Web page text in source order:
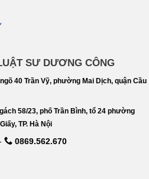
SƯ DƯƠNG CÔNG
40 Trần Vỹ, phường Mai Dịch, quận Cầu
58/23, phố Trần Bình, tổ 24 phường
TP. Hà Nội
0869.562.670